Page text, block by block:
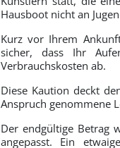
Hausboot nicht an
Kurz vor Ihrem
sicher, dass Ihr
Verbrauchskosten ab.
Diese Kaution deckt
Anspruch genommene
Der endgültige Betrag
angepasst. Ein